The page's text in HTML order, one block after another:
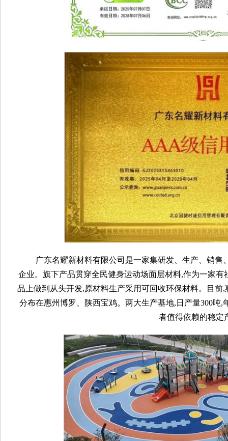
广东名耀新材料有限公司是一家集研发、生产、销
企业。旗下产品贯穿全民健身运动场面层材料,作为一家
品上做到从头开发,原材料生产采用可回收环保材料。目前
分布在惠州博罗、陕西宝鸡。两大生产基地,日产量300吨
者值得依赖的稳定